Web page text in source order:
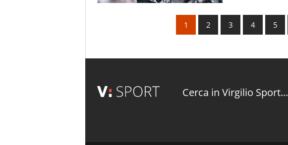
1 2 3 4 5
Cerca in Virgilio Sport...